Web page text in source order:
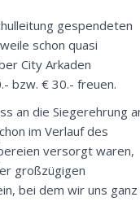
gespendeten
schon quasi
City Arkaden
bzw. € 30.- freuen.
an die Siegerehrung
im Verlauf des
versorgt waren,
großzügigen
bei dem wir uns ganz